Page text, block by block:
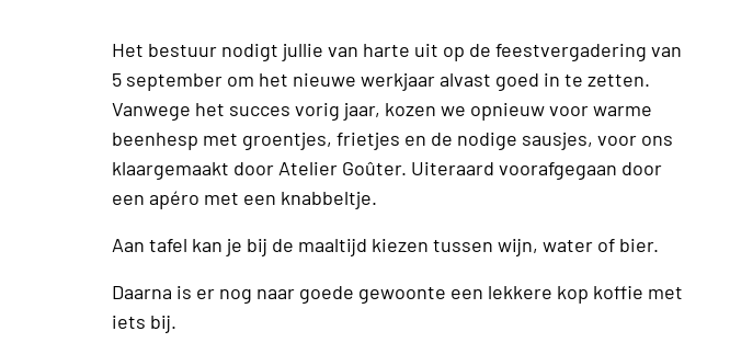
Het bestuur nodigt jullie van harte uit op de feestvergadering van
5 september om het nieuwe werkjaar alvast goed in te zetten.
Vanwege het succes vorig jaar, kozen we opnieuw voor warme
beenhesp met groentjes, frietjes en de nodige sausjes, voor ons
klaargemaakt door Atelier Goûter. Uiteraard voorafgegaan door
een apéro met een knabbeltje.
Aan tafel kan je bij de maaltijd kiezen tussen wijn, water of bier.
Daarna is er nog naar goede gewoonte een lekkere kop koffie met
iets bij.